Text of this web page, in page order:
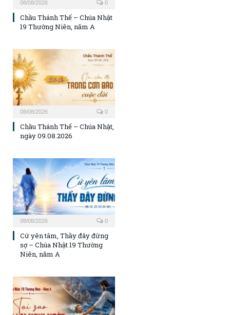
08/08/2026 0
Chầu Thánh Thể – Chúa Nhật
19 Thường Niên, năm A
08/08/2026 0
Chầu Thánh Thể – Chúa Nhật,
ngày 09.08.2026
08/08/2026 0
Cứ yên tâm, Thầy đây đừng
sợ – Chúa Nhật 19 Thường
Niên, năm A